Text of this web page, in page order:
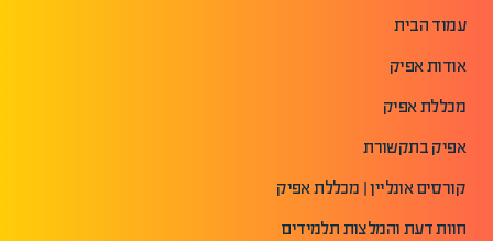
עמוד הבית
אודות אפיק
מכללת אפיק
אפיק בתקשורת
קורסים אונליין | מכללת אפיק
חוות דעת והמלצות תלמידים